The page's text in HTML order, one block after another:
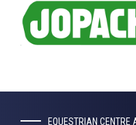
EQUESTRIAN CENTRE